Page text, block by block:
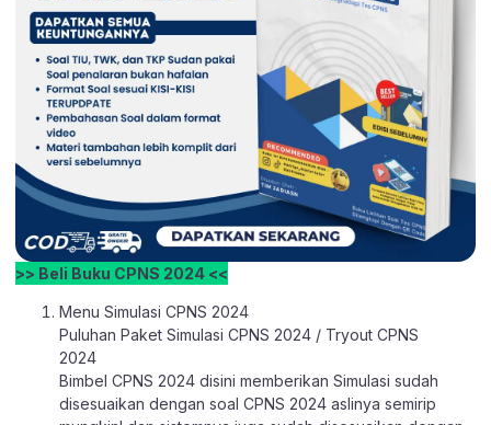
>> Beli Buku CPNS 2024 <<
Menu Simulasi CPNS 2024
Puluhan Paket Simulasi CPNS 2024 / Tryout CPNS
2024
Bimbel CPNS 2024 disini memberikan Simulasi sudah
disesuaikan dengan soal CPNS 2024 aslinya semirip